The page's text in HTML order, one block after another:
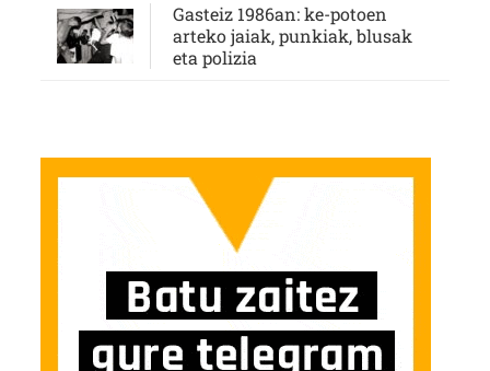
Gasteiz 1986an: ke-potoen
arteko jaiak, punkiak, blusak
eta polizia